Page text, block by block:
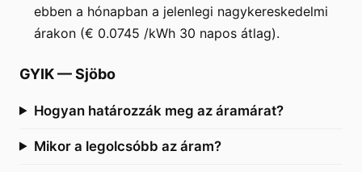
ebben a hónapban a jelenlegi nagykereskedelmi
árakon (€ 0.0745 /kWh 30 napos átlag).
GYIK—Sjöbo
Hogyan határozzák meg az áramárat?
Mikor a legolcsóbb az áram?